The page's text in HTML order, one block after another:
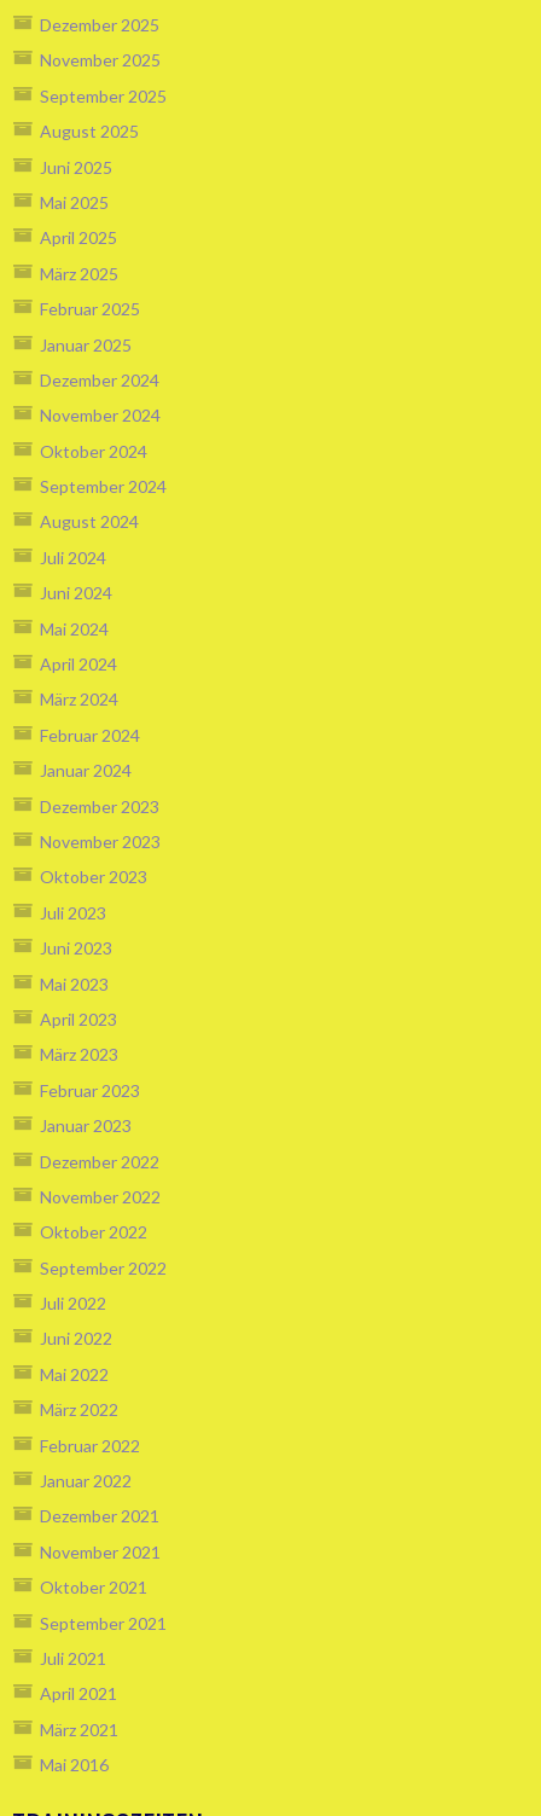
Dezember 2025
November 2025
September 2025
August 2025
Juni 2025
Mai 2025
April 2025
März 2025
Februar 2025
Januar 2025
Dezember 2024
November 2024
Oktober 2024
September 2024
August 2024
Juli 2024
Juni 2024
Mai 2024
April 2024
März 2024
Februar 2024
Januar 2024
Dezember 2023
November 2023
Oktober 2023
Juli 2023
Juni 2023
Mai 2023
April 2023
März 2023
Februar 2023
Januar 2023
Dezember 2022
November 2022
Oktober 2022
September 2022
Juli 2022
Juni 2022
Mai 2022
März 2022
Februar 2022
Januar 2022
Dezember 2021
November 2021
Oktober 2021
September 2021
Juli 2021
April 2021
März 2021
Mai 2016